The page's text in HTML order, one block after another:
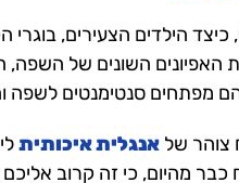
הילדים הצעירים,
השונים של השפה,
הם מפתחים סנטימנטים
צוהר של אנגלית איכותית
מהיום, כי זה קרוב